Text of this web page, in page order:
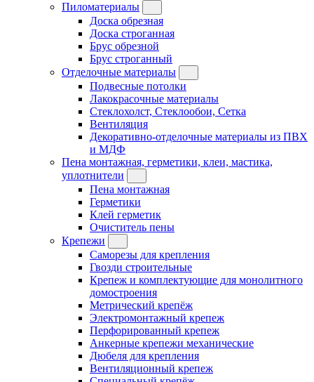
Пиломатериалы
Доска обрезная
Доска строганная
Брус обрезной
Брус строганный
Отделочные материалы
Подвесные потолки
Лакокрасочные материалы
Стеклохолст, Стеклообои, Сетка
Вентиляция
Декоративно-отделочные материалы из ПВХ
и МДФ
Пена монтажная, герметики, клеи, мастика,
уплотнители
Пена монтажная
Герметики
Клей герметик
Очиститель пены
Крепежи
Саморезы для крепления
Гвозди строительные
Крепеж и комплектующие для монолитного
домостроения
Метрический крепёж
Электромонтажный крепеж
Перфорированный крепеж
Анкерные крепежи механические
Дюбеля для крепления
Вентиляционный крепеж